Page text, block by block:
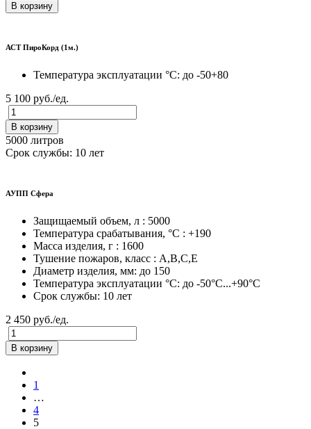
В корзину
АСТ ПироКорд (1м.)
Температура эксплуатации °C: до -50+80
5 100 руб./ед.
В корзину
5000 литров
Срок службы: 10 лет
АУПП Сфера
Защищаемый объем, л : 5000
Температура срабатывания, °C : +190
Масса изделия, г : 1600
Тушение пожаров, класс : A,B,C,E
Диаметр изделия, мм: до 150
Температура эксплуатации °C: до -50°C...+90°C
Срок службы: 10 лет
2 450 руб./ед.
В корзину
1
…
4
5